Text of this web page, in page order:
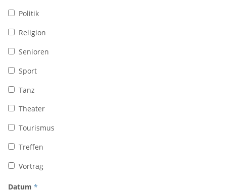
Politik
Religion
Senioren
Sport
Tanz
Theater
Tourismus
Treffen
Vortrag
Datum *